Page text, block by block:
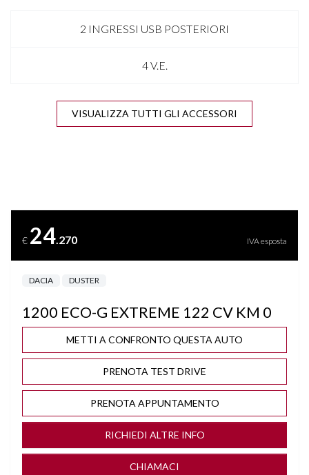
2 INGRESSI USB POSTERIORI
4 V.E.
APPLE CARPLAY & ANDROID AUTO
BRACCIOLO
COMPUTER DI BORDO
CONTROLLO TRAZIONE
CRUISE CONTROL
DISATTIVAZIONE AIRBAG LATO PASSEGGERO
FARI LED
VISUALIZZA TUTTI GLI ACCESSORI
€ 24.270 IVA esposta
DACIA DUSTER
1200 ECO-G EXTREME 122 CV KM 0
METTI A CONFRONTO QUESTA AUTO
PRENOTA TEST DRIVE
PRENOTA APPUNTAMENTO
RICHIEDI ALTRE INFO
CHIAMACI